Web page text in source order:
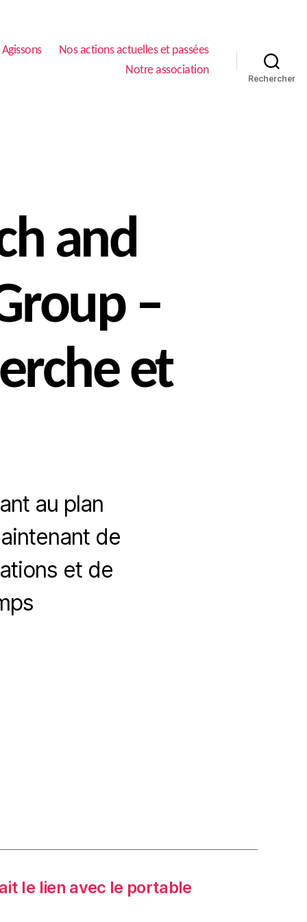
Agissons
Nos actions actuelles et passées
Notre association
Rechercher
and
–
et
au plan
de
et de
le lien avec le portable